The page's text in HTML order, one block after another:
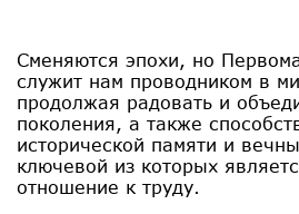
Сменяются эпохи, но
служит нам проводником в
продолжая радовать и
поколения, а также
исторической памяти и
ключевой из которых
отношение к труду.